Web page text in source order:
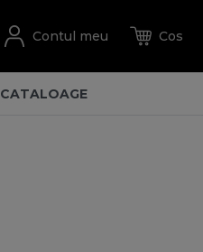
CATALOAGE